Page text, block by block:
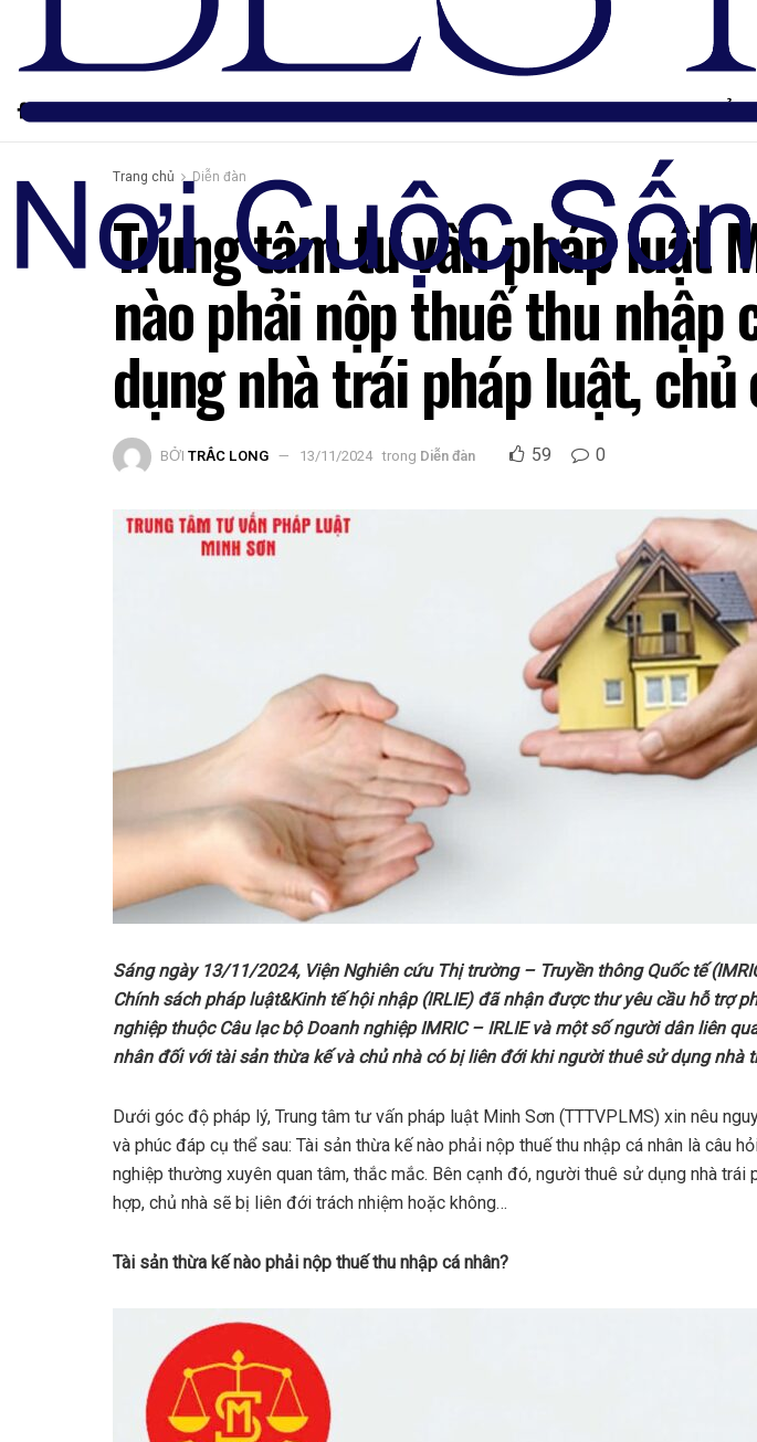
TRANG CHỦ
Trang chủ Diễn đàn
Trung tâm tư vấn pháp luật
nào phải nộp thuế thu nhập
dụng nhà trái pháp luật,
BỞI TRẮC LONG 13/11/2024 trong Diễn đàn 59 0
Sáng ngày 13/11/2024, Viện Nghiên cứu Thị trường – Truyền thông Quốc tế
Chính sách pháp luật&Kinh tế hội nhập (IRLIE) đã nhận được thư yêu cầu hỗ trợ
nghiệp thuộc Câu lạc bộ Doanh nghiệp IMRIC – IRLIE và một số người dân liên
nhân đối với tài sản thừa kế và chủ nhà có bị liên đới khi người thuê sử dụng nhà
Dưới góc độ pháp lý, Trung tâm tư vấn pháp luật Minh Sơn (TTTVPLMS) xin nêu
và phúc đáp cụ thể sau: Tài sản thừa kế nào phải nộp thuế thu nhập cá nhân là câu
nghiệp thường xuyên quan tâm, thắc mắc. Bên cạnh đó, người thuê sử dụng nhà trái
hợp, chủ nhà sẽ bị liên đới trách nhiệm hoặc không…
Tài sản thừa kế nào phải nộp thuế thu nhập cá nhân?